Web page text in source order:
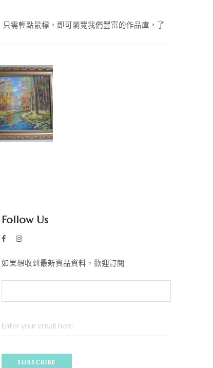
需輕點鼠標，即可瀏覽我們豐富的作品庫，了
Follow Us
如果想收到最新資品資料，歡迎訂閱